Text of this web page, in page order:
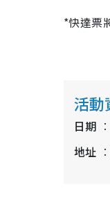
*快達票
活動
日期
地址